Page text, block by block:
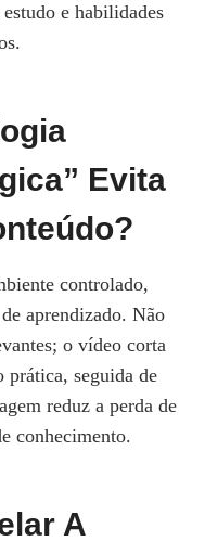
e habilidades
Evita
controlado,
aprendizado. Não
o vídeo corta
prática, seguida de
reduz a perda de
conhecimento.
A